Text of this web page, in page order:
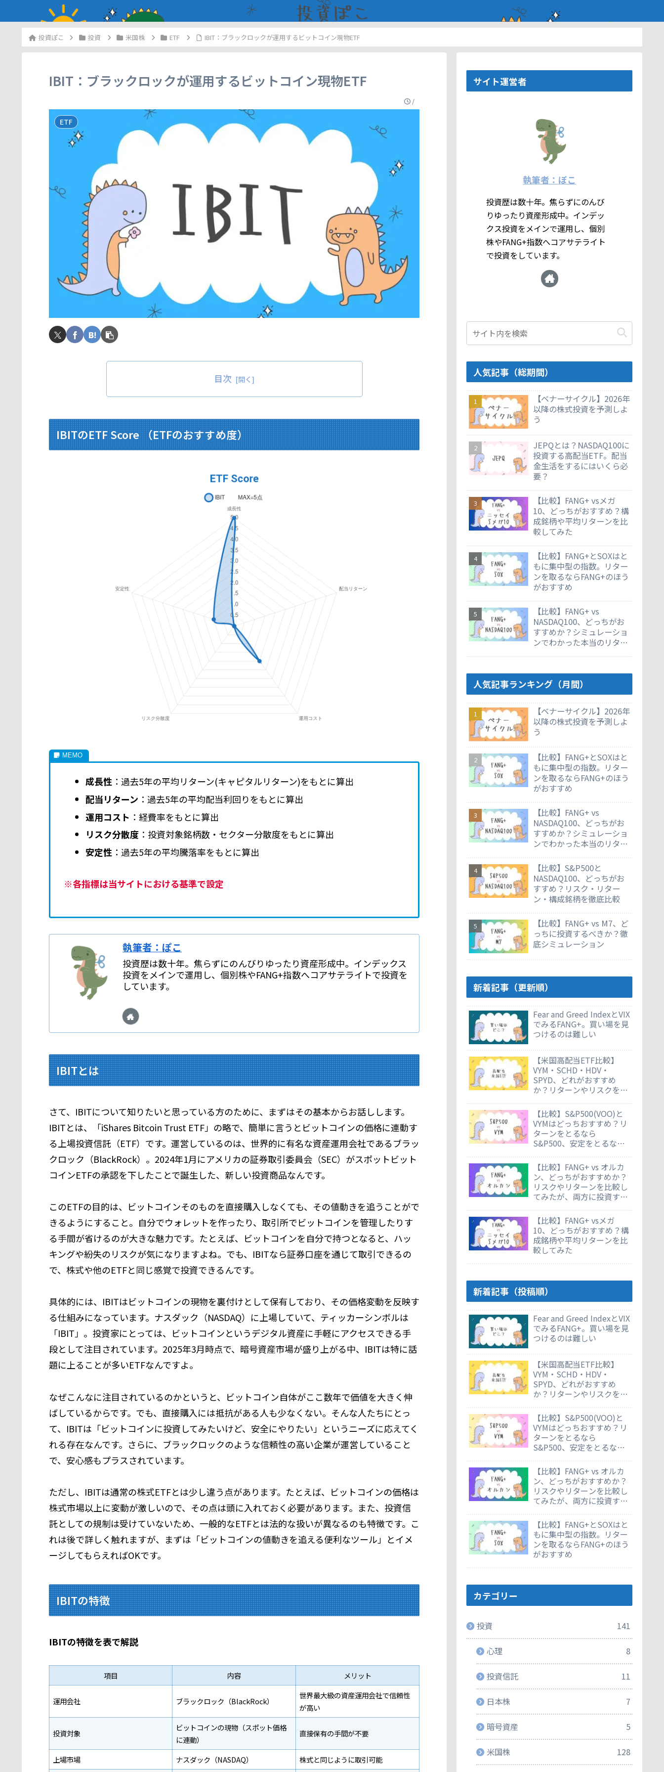
投資 米国株 ETF IBIT：ブラックロックが運用するビットコイン現物ETF
IBIT：ブラックロックが運用するビットコイン現物ETF
/
ETF
目次
IBITのETF Score （ETFのおすすめ度）
成長性：過去5年の平均リターン(キャピタルリターン)をもとに算出
配当リターン ：過去5年の平均配当利回りをもとに算出
運用コスト ：経費率をもとに算出
リスク分散度：投資対象銘柄数・セクター分散度をもとに算出
安定性 ：過去5年の平均騰落率をもとに算出
※各指標は当サイトにおける基準で設定
執筆者：ぽこ
投資歴は数十年。焦らずにのんびりゆったり資産形成中。インデックス
投資をメインで運用し、個別株やFANG+指数へコアサテライトで投資を
しています。
IBITとは
さて、IBITについて知りたいと思っている方のために、まずはその基本からお話しします。
IBITとは、「iShares Bitcoin Trust ETF」の略で、簡単に言うとビットコインの価格に連動す
る上場投資信託（ETF）です。運営しているのは、世界的に有名な資産運用会社であるブラッ
クロック（BlackRock）。2024年1月にアメリカの証券取引委員会（SEC）がスポットビット
コインETFの承認を下したことで誕生した、新しい投資商品なんです。
このETFの目的は、ビットコインそのものを直接購入しなくても、その値動きを追うことがで
きるようにすること。自分でウォレットを作ったり、取引所でビットコインを管理したりす
る手間が省けるのが大きな魅力です。たとえば、ビットコインを自分で持つとなると、ハッ
キングや紛失のリスクが気になりますよね。でも、IBITなら証券口座を通じて取引できるの
で、株式や他のETFと同じ感覚で投資できるんです。
具体的には、IBITはビットコインの現物を裏付けとして保有しており、その価格変動を反映す
る仕組みになっています。ナスダック（NASDAQ）に上場していて、ティッカーシンボルは
「IBIT」。投資家にとっては、ビットコインというデジタル資産に手軽にアクセスできる手
段として注目されています。2025年3月時点で、暗号資産市場が盛り上がる中、IBITは特に話
題に上ることが多いETFなんですよ。
なぜこんなに注目されているのかというと、ビットコイン自体がここ数年で価値を大きく伸
ばしているからです。でも、直接購入には抵抗がある人も少なくない。そんな人たちにとっ
て、IBITは「ビットコインに投資してみたいけど、安全にやりたい」というニーズに応えてく
れる存在なんです。さらに、ブラックロックのような信頼性の高い企業が運営していること
で、安心感もプラスされています。
ただし、IBITは通常の株式ETFとは少し違う点があります。たとえば、ビットコインの価格は
株式市場以上に変動が激しいので、その点は頭に入れておく必要があります。また、投資信
託としての規制は受けていないため、一般的なETFとは法的な扱いが異なるのも特徴です。こ
れは後で詳しく触れますが、まずは「ビットコインの値動きを追える便利なツール」とイメ
ージしてもらえればOKです。
IBITの特徴
IBITの特徴を表で解説
項目 内容 メリット
運用会社 ブラックロック（BlackRock）
世界最大級の資産運用会社で信頼性
が高い
投資対象
ビットコインの現物（スポット価格
に連動）
直接保有の手間が不要
上場市場 ナスダック（NASDAQ） 株式と同じように取引可能
サイト運営者
執筆者：ぽこ
投資歴は数十年。焦らずにのんび
りゆったり資産形成中。インデッ
クス投資をメインで運用し、個別
株やFANG+指数へコアサテライト
で投資をしています。
人気記事（総期間）
【ベナーサイクル】2026年
以降の株式投資を予測しよ
う
JEPQとは？NASDAQ100に
投資する高配当ETF。配当
金生活をするにはいくら必
要？
【比較】FANG+ vsメガ
10、どっちがおすすめ？構
成銘柄や平均リターンを比
較してみた
【比較】FANG+とSOXはと
もに集中型の指数。リター
ンを取るならFANG+のほう
がおすすめ
【比較】FANG+ vs
NASDAQ100、どっちがお
すすめか？シミュレーショ
ンでわかった本当のリター
人気記事ランキング（月間）
【ベナーサイクル】2026年
以降の株式投資を予測しよ
う
【比較】FANG+とSOXはと
もに集中型の指数。リター
ンを取るならFANG+のほう
がおすすめ
【比較】FANG+ vs
NASDAQ100、どっちがお
すすめか？シミュレーショ
ンでわかった本当のリター
【比較】S&P500と
NASDAQ100、どっちがお
すすめ？リスク・リター
ン・構成銘柄を徹底比較
【比較】FANG+ vs M7、ど
っちに投資するべきか？徹
底シミュレーション
新着記事（更新順）
Fear and Greed IndexとVIX
でみるFANG+。買い場を見
つけるのは難しい
【米国高配当ETF比較】
VYM・SCHD・HDV・
SPYD、どれがおすすめ
か？リターンやリスクを徹
【比較】S&P500(VOO)と
VYMはどっちおすすめ？リ
ターンをとるなら
S&P500、安定をとるなら
【比較】FANG+ vs オルカ
ン、どっちがおすすめか？
リスクやリターンを比較し
てみたが、両方に投資する
【比較】FANG+ vsメガ
10、どっちがおすすめ？構
成銘柄や平均リターンを比
較してみた
新着記事（投稿順）
Fear and Greed IndexとVIX
でみるFANG+。買い場を見
つけるのは難しい
【米国高配当ETF比較】
VYM・SCHD・HDV・
SPYD、どれがおすすめ
か？リターンやリスクを徹
【比較】S&P500(VOO)と
VYMはどっちおすすめ？リ
ターンをとるなら
S&P500、安定をとるなら
【比較】FANG+ vs オルカ
ン、どっちがおすすめか？
リスクやリターンを比較し
てみたが、両方に投資する
【比較】FANG+とSOXはと
もに集中型の指数。リター
ンを取るならFANG+のほう
がおすすめ
カテゴリー
投資 141
心理 8
投資信託 11
日本株 7
暗号資産 5
米国株 128